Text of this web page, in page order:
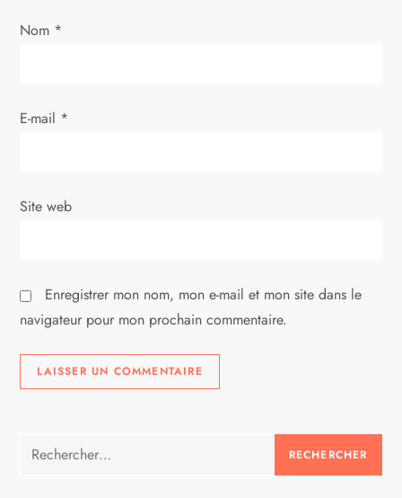
’
r
i
l
e
Nom *
E-mail *
Site web
Enregistrer mon nom, mon e-mail et mon site dans le
navigateur pour mon prochain commentaire.
Rechercher :